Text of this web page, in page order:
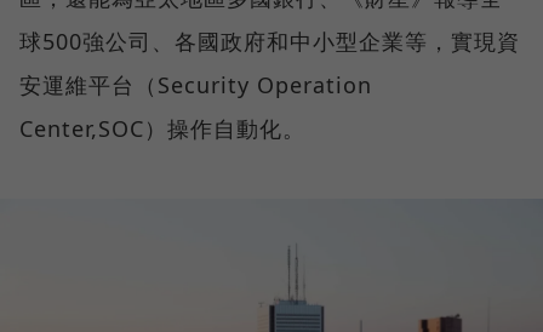
球500強公司、各國政府和中小型企業等，實現資
安運維平台（Security Operation
Center,SOC）操作自動化。